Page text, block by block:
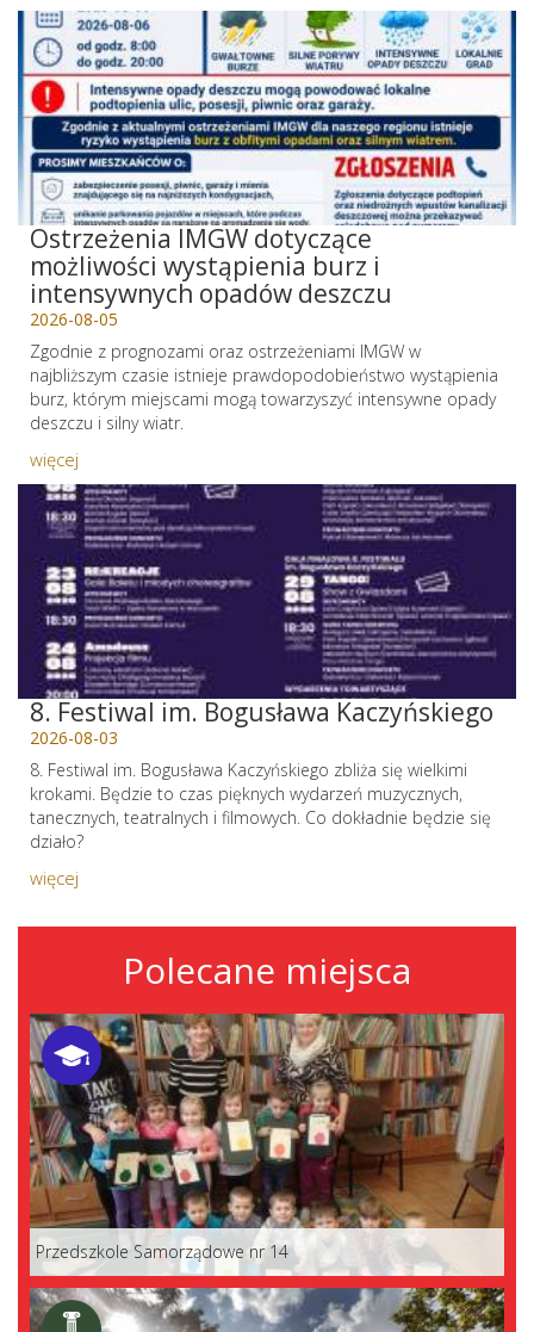
Ostrzeżenia IMGW dotyczące
możliwości wystąpienia burz i
intensywnych opadów deszczu
2026-08-05
Zgodnie z prognozami oraz ostrzeżeniami IMGW w
najbliższym czasie istnieje prawdopodobieństwo wystąpienia
burz, którym miejscami mogą towarzyszyć intensywne opady
deszczu i silny wiatr.
więcej
8. Festiwal im. Bogusława Kaczyńskiego
2026-08-03
8. Festiwal im. Bogusława Kaczyńskiego zbliża się wielkimi
krokami. Będzie to czas pięknych wydarzeń muzycznych,
tanecznych, teatralnych i filmowych. Co dokładnie będzie się
działo?
więcej
Polecane miejsca
Przedszkole Samorządowe nr 14